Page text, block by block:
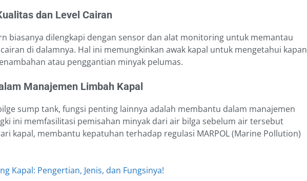
dan Level Cairan
biasanya dilengkapi dengan sensor dan alat monitoring untuk memantau
di dalamnya. Hal ini memungkinkan awak kapal untuk mengetahui kapan
atau penggantian minyak pelumas.
Manajemen Limbah Kapal
sump tank, fungsi penting lainnya adalah membantu dalam manajemen
ini memfasilitasi pemisahan minyak dari air bilga sebelum air tersebut
kapal, membantu kepatuhan terhadap regulasi MARPOL (Marine Pollution)
Kapal: Pengertian, Jenis, dan Fungsinya!